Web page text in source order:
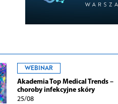
WEBINAR
Akademia Top Medical Trends –
choroby infekcyjne skóry
25/08